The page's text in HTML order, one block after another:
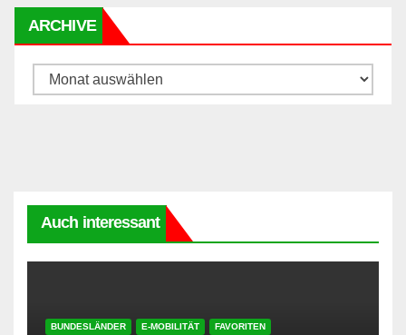
ARCHIVE
Archive
Auch interessant
BUNDESLÄNDER E-MOBILITÄT FAVORITEN